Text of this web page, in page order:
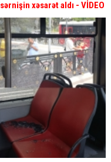
sərnişin xəsarət aldı - VİDEO